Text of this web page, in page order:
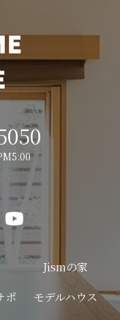
Jismの家
ポ
モデルハウス